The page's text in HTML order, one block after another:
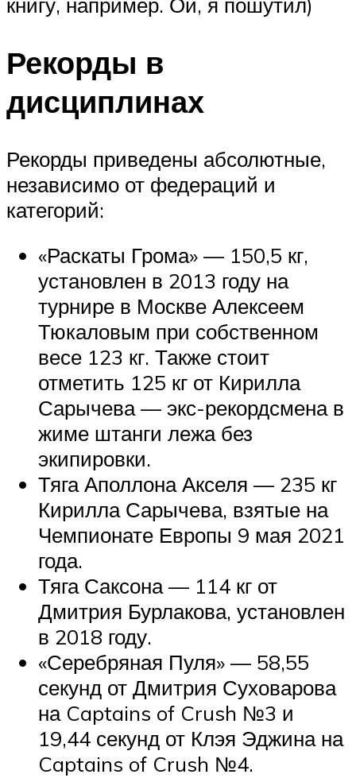
Рекорды в
дисциплинах
Рекорды приведены абсолютные,
независимо от федераций и
категорий:
«Раскаты Грома» — 150,5 кг,
установлен в 2013 году на
турнире в Москве Алексеем
Тюкаловым при собственном
весе 123 кг. Также стоит
отметить 125 кг от Кирилла
Сарычева — экс-рекордсмена в
жиме штанги лежа без
экипировки.
Тяга Аполлона Акселя — 235 кг
Кирилла Сарычева, взятые на
Чемпионате Европы 9 мая 2021
года.
Тяга Саксона — 114 кг от
Дмитрия Бурлакова, установлен
в 2018 году.
«Серебряная Пуля» — 58,55
секунд от Дмитрия Суховарова
на Captains of Crush №3 и
19,44 секунд от Клэя Эджина на
Captains of Crush №4.